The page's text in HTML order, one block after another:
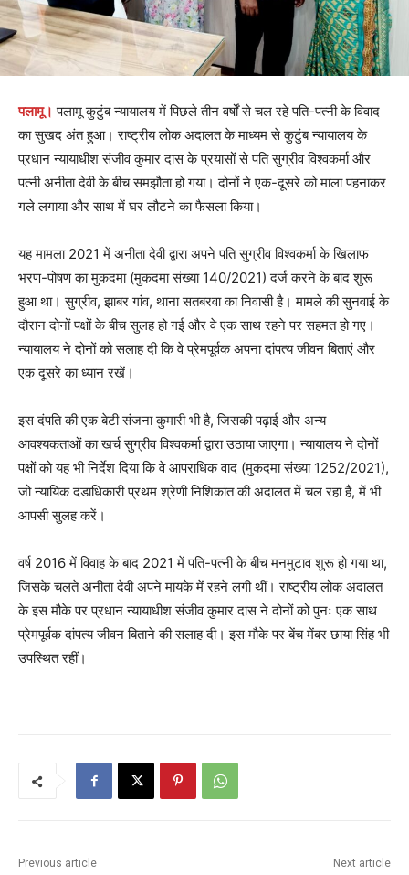
पलामू। पलामू कुटुंब न्यायालय में पिछले तीन वर्षों से चल रहे पति-पत्नी के विवाद
का सुखद अंत हुआ। राष्ट्रीय लोक अदालत के माध्यम से कुटुंब न्यायालय के
प्रधान न्यायाधीश संजीव कुमार दास के प्रयासों से पति सुग्रीव विश्वकर्मा और
पत्नी अनीता देवी के बीच समझौता हो गया। दोनों ने एक-दूसरे को माला पहनाकर
गले लगाया और साथ में घर लौटने का फैसला किया।
यह मामला 2021 में अनीता देवी द्वारा अपने पति सुग्रीव विश्वकर्मा के खिलाफ
भरण-पोषण का मुकदमा (मुकदमा संख्या 140/2021) दर्ज करने के बाद शुरू
हुआ था। सुग्रीव, झाबर गांव, थाना सतबरवा का निवासी है। मामले की सुनवाई के
दौरान दोनों पक्षों के बीच सुलह हो गई और वे एक साथ रहने पर सहमत हो गए।
न्यायालय ने दोनों को सलाह दी कि वे प्रेमपूर्वक अपना दांपत्य जीवन बिताएं और
एक दूसरे का ध्यान रखें।
इस दंपति की एक बेटी संजना कुमारी भी है, जिसकी पढ़ाई और अन्य
आवश्यकताओं का खर्च सुग्रीव विश्वकर्मा द्वारा उठाया जाएगा। न्यायालय ने दोनों
पक्षों को यह भी निर्देश दिया कि वे आपराधिक वाद (मुकदमा संख्या 1252/2021),
जो न्यायिक दंडाधिकारी प्रथम श्रेणी निशिकांत की अदालत में चल रहा है, में भी
आपसी सुलह करें।
वर्ष 2016 में विवाह के बाद 2021 में पति-पत्नी के बीच मनमुटाव शुरू हो गया था,
जिसके चलते अनीता देवी अपने मायके में रहने लगी थीं। राष्ट्रीय लोक अदालत
के इस मौके पर प्रधान न्यायाधीश संजीव कुमार दास ने दोनों को पुनः एक साथ
प्रेमपूर्वक दांपत्य जीवन बिताने की सलाह दी। इस मौके पर बेंच मेंबर छाया सिंह भी
उपस्थित रहीं।
Previous article Next article